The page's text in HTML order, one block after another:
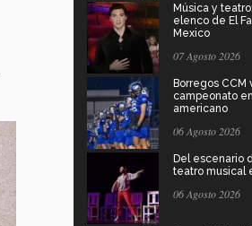
Música y
elenco de El
Mexico
07 Agosto 2026
Borregos CCM
campeonato
americano
06 Agosto 2026
Del escenario
teatro musical
06 Agosto 2026